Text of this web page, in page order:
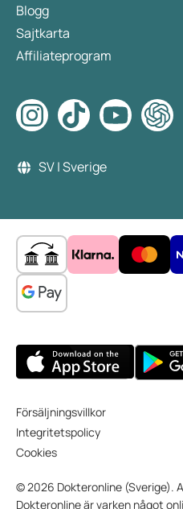
Blogg
Sajtkarta
Affiliateprogram
SV | Sverige
Försäljningsvillkor
Integritetspolicy
Cookies
© 2026 Dokteronline (Sverige).
Dokteronline är varken något